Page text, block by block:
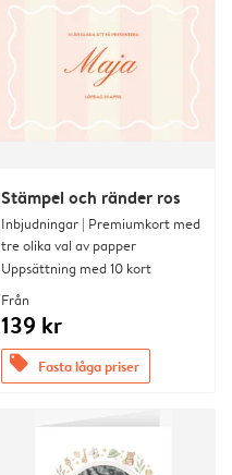
Stämpel och ränder ros
Inbjudningar | Premiumkort med
tre olika val av papper
Uppsättning med 10 kort
Från
139 kr
offers Fasta låga priser